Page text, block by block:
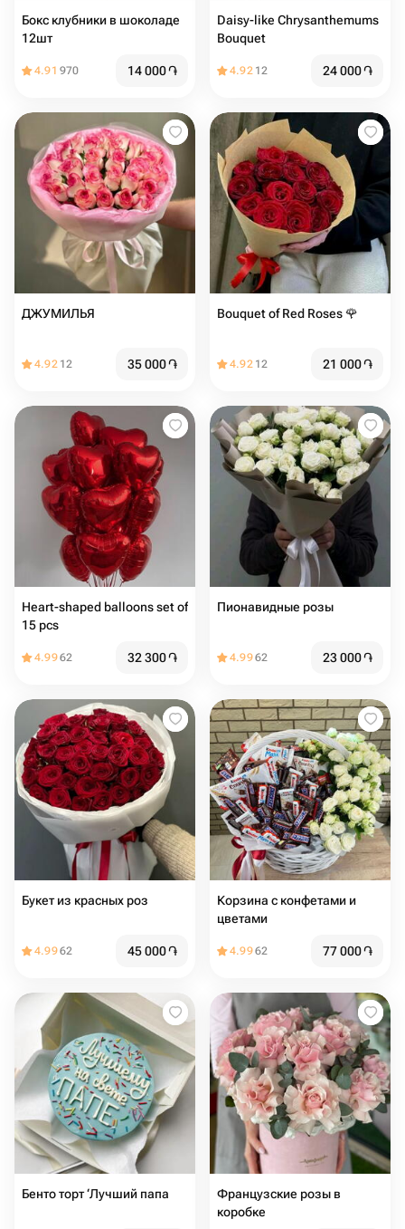
Бокс клубники в шоколаде
12шт
4.91 970 14 000֏
Daisy-like Chrysanthemums
Bouquet
4.92 12 24 000֏
ДЖУМИЛЬЯ
4.92 12 35 000֏
Bouquet of Red Roses 🌹
4.92 12 21 000֏
Heart-shaped balloons set of
15 pcs
4.9962 32 300֏
Пионавидные розы
4.9962 23 000֏
Букет из красных роз
4.9962 45 000֏
Корзина с конфетами и
цветами
4.9962 77 000֏
Бенто торт ‘Лучший папа
Французские розы в
коробке